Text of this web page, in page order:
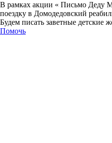
В рамках акции « Письмо Деду
поездку в Домодедовский
Будем писать заветные детские
Помочь